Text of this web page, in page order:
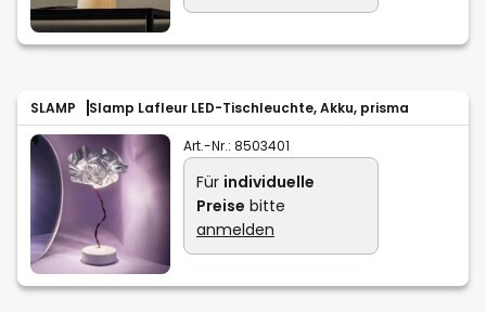
SLAMP Slamp Lafleur LED-Tischleuchte, Akku, prisma
Art.-Nr.: 8503401
Für individuelle
Preise bitte
anmelden